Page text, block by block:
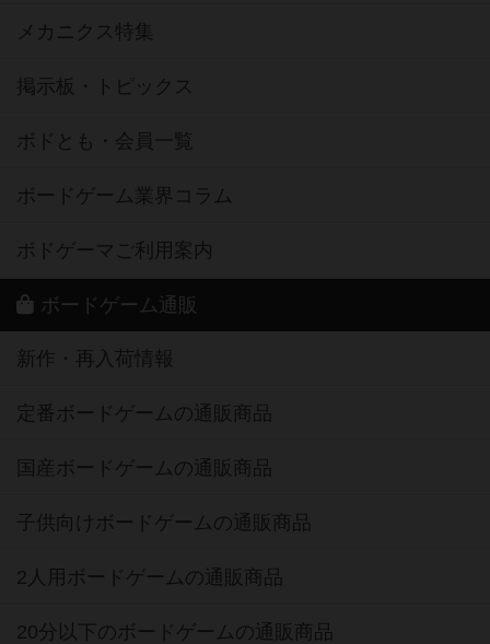
メカニクス特集
掲示板・トピックス
ボドとも・会員一覧
ボードゲーム業界コラム
ボドゲーマご利用案内
ボードゲーム通販
新作・再入荷情報
定番ボードゲームの通販商品
国産ボードゲームの通販商品
子供向けボードゲームの通販商品
2人用ボードゲームの通販商品
20分以下のボードゲームの通販商品